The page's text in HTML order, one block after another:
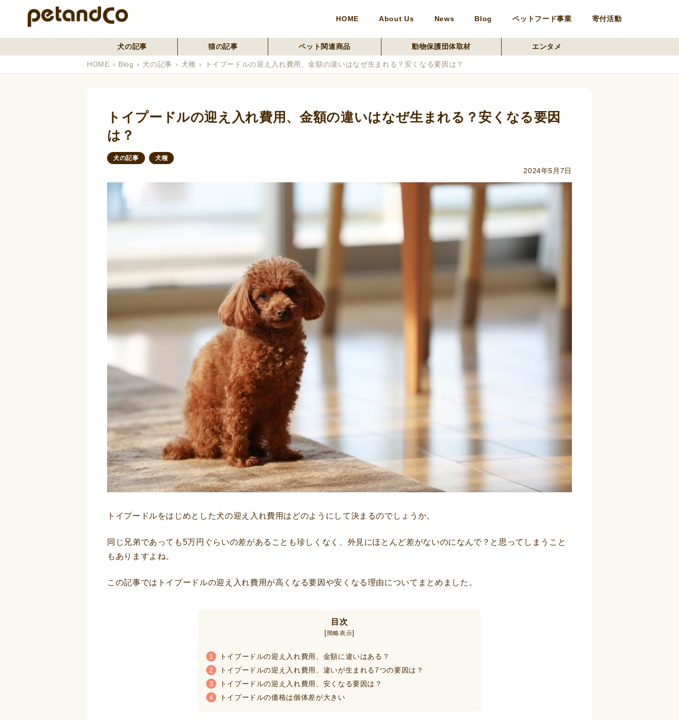
HOME About Us News Blog ペットフード事業 寄付活動
犬の記事 猫の記事 ペット関連商品 動物保護団体取材 エンタメ
HOME Blog 犬の記事 犬種 トイプードルの迎え入れ費用、金額の違いはなぜ生まれる？安くなる要因は？
トイプードルの迎え入れ費用、金額の違いはなぜ生まれる？安くなる要因
は？
犬の記事 犬種
2024年5月7日
トイプードルをはじめとした犬の迎え入れ費用はどのようにして決まるのでしょうか。
同じ兄弟であっても5万円ぐらいの差があることも珍しくなく、外見にほとんど差がないのになんで？と思ってしまうこと
もありますよね。
この記事ではトイプードルの迎え入れ費用が高くなる要因や安くなる理由についてまとめました。
目次
[簡略表示]
1
トイプードルの迎え入れ費用、金額に違いはある？
2
トイプードルの迎え入れ費用、違いが生まれる7つの要因は？
3
トイプードルの迎え入れ費用、安くなる要因は？
4
トイプードルの価格は個体差が大きい